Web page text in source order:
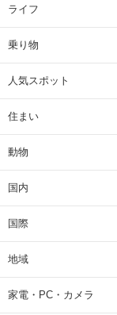
ライフ
乗り物
人気スポット
住まい
動物
国内
国際
地域
家電・PC・カメラ